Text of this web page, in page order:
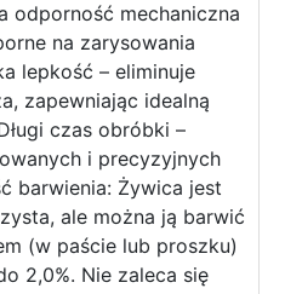
odporność mechaniczna
na zarysowania
lepkość – eliminuje
zapewniając idealną
czas obróbki –
i precyzyjnych
barwienia: Żywica jest
ale można ją barwić
(w paście lub proszku)
2,0%. Nie zaleca się